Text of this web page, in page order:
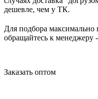
дешевле, чем у ТК.
Для подбора
обращайтесь к
Заказать оптом